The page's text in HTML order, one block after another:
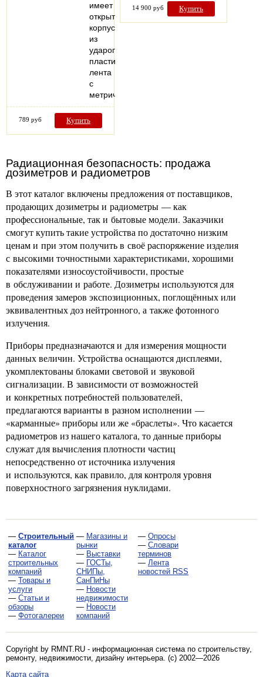
имеет
открытый
корпус
из
ударопрочного
пластика,
лента
с
метрической…
789 руб Купить
14 900 руб Купить
Радиационная безопасность: продажа
дозиметров и радиометров
В этот каталог включены предложения от поставщиков,
продающих дозиметры и радиометры — как
профессиональные, так и бытовые модели. Заказчики
смогут купить такие устройства по достаточно низким
ценам и при этом получить в своё распоряжение изделия
с высокими точностными характеристиками, хорошими
показателями износоустойчивости, простые
в обслуживании и работе. Дозиметры используются для
проведения замеров экспозиционных, поглощённых или
эквивалентных доз нейтронного, а также фотонного
излучения.
Приборы предназначаются и для измерения мощности
данных величин. Устройства оснащаются дисплеями,
укомплектованы блоками световой и звуковой
сигнализации. В зависимости от возможностей
и конкретных потребностей пользователей,
предлагаются варианты в разном исполнении —
«карманные» приборы или же «браслеты». Что касается
радиометров из нашего каталога, то данные приборы
служат для вычисления плотности частиц
непосредственно от источника излучения
и используются, как правило, для контроля уровня
поверхностного загрязнения нуклидами.
— Строительный
каталог
— Каталог
строительных
компаний
— Товары и
услуги
— Статьи и
обзоры
— Фотогалереи
— Магазины и
рынки
— Выставки
— ГОСТы,
СНИПы,
СанПиНы
— Новости
недвижимости
— Новости
компаний
— Опросы
— Словари
терминов
— Лента
новостей RSS
Copyright by RMNT.RU - информационная система по строительству,
ремонту, недвижимости, дизайну интерьера. (c) 2002—2026
Карта сайта